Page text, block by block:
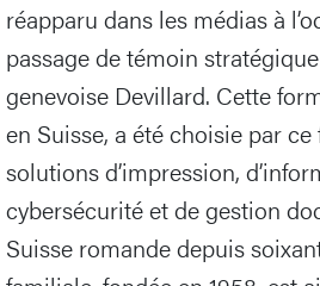
réapparu dans les médias à
passage de témoin
genevoise Devillard. Cette
en Suisse, a été choisie par
solutions d’impression,
cybersécurité et de gestion
Suisse romande depuis